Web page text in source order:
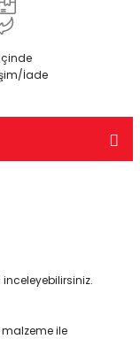
İade
inceleyebilirsiniz.
malzeme ile